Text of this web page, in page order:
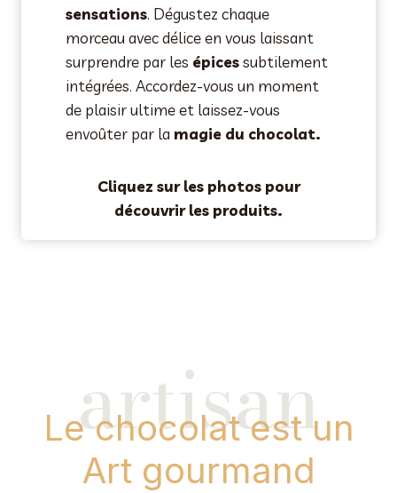
sensations. Dégustez chaque
morceau avec délice en vous laissant
surprendre par les épicessubtilement
intégrées. Accordez-vous un moment
de plaisir ultime et laissez-vous
envoûter par la magie du chocolat.
Cliquez sur les photos pour
découvrir les produits.
artisan
Le chocolat est un
Art gourmand